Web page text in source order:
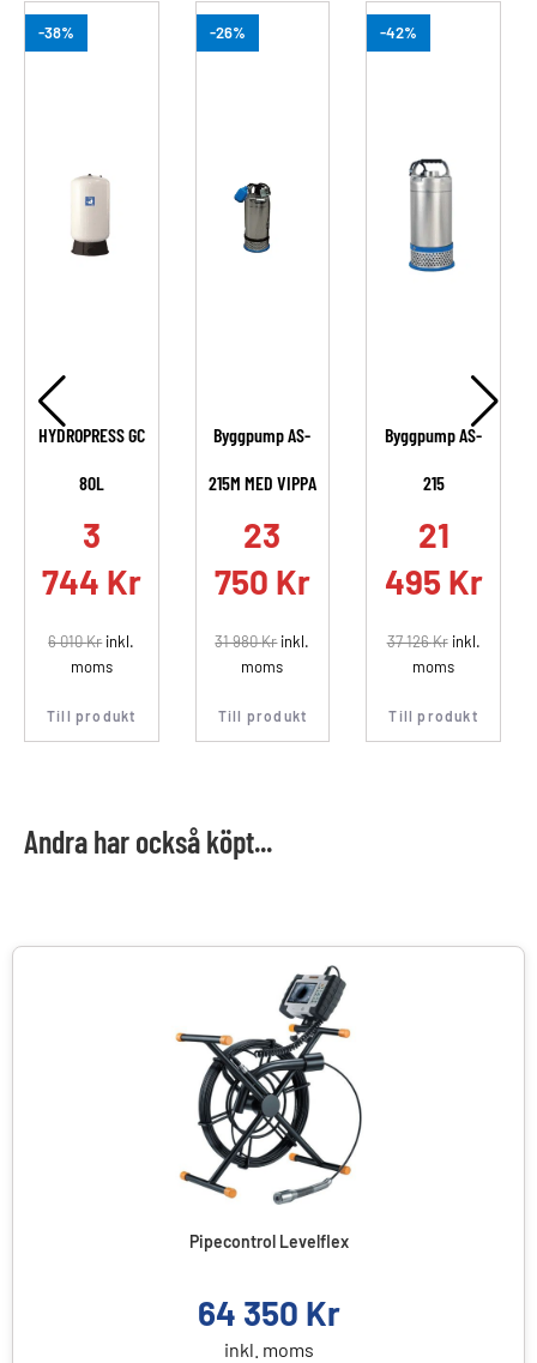
-38%
HYDROPRESS GC
80L
3
744 Kr
6 010Krinkl.
moms
Till produkt
-26%
Byggpump AS-
215M MED VIPPA
23
750 Kr
31 980Krinkl.
moms
Till produkt
-42%
Byggpump AS-
215
21
495 Kr
37 126Krinkl.
moms
Till produkt
Andra har också köpt...
Pipecontrol Levelflex
64 350 Kr
inkl. moms